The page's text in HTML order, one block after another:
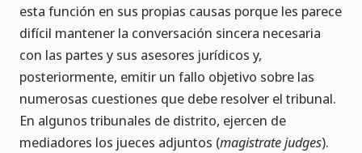
esta función en sus propias causas porque les parece
difícil mantener la conversación sincera necesaria
con las partes y sus asesores jurídicos y,
posteriormente, emitir un fallo objetivo sobre las
numerosas cuestiones que debe resolver el tribunal.
En algunos tribunales de distrito, ejercen de
mediadores los jueces adjuntos (magistrate judges).